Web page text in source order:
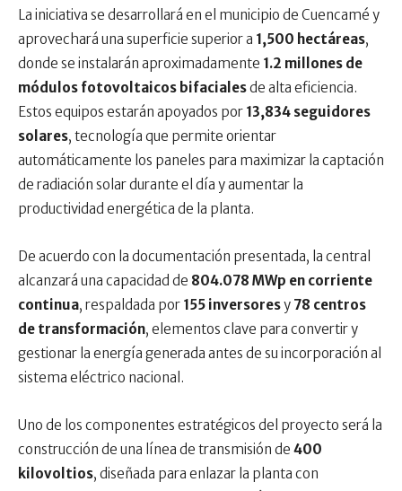
La iniciativa se desarrollará en el municipio de Cuencamé y
aprovechará una superficie superior a 1,500 hectáreas,
donde se instalarán aproximadamente 1.2 millones de
módulos fotovoltaicos bifacialesde alta eficiencia.
Estos equipos estarán apoyados por 13,834 seguidores
solares, tecnología que permite orientar
automáticamente los paneles para maximizar la captación
de radiación solar durante el día y aumentar la
productividad energética de la planta.
De acuerdo con la documentación presentada, la central
alcanzará una capacidad de 804.078 MWp en corriente
continua, respaldada por 155 inversoresy 78 centros
de transformación, elementos clave para convertir y
gestionar la energía generada antes de su incorporación al
sistema eléctrico nacional.
Uno de los componentes estratégicos del proyecto será la
construcción de una línea de transmisión de 400
kilovoltios, diseñada para enlazar la planta con